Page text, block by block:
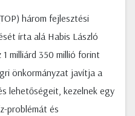
három fejlesztési
írta alá Habis László
milliárd 350 millió forint
önkormányzat javítja a
lehetőségeit, kezelnek egy
problémát és